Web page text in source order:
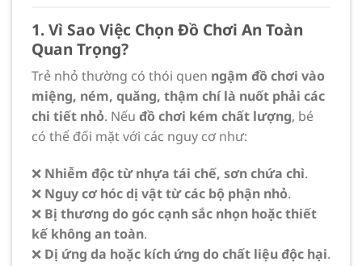
1. Vì Sao Việc Chọn Đồ Chơi An Toàn
Quan Trọng?
Trẻ nhỏ thường có thói quen ngậm đồ chơi vào
miệng, ném, quăng, thậm chí là nuốt phải các
chi tiết nhỏ. Nếu đồ chơi kém chất lượng, bé
có thể đối mặt với các nguy cơ như:
❌ Nhiễm độc từ nhựa tái chế, sơn chứa chì.
❌ Nguy cơ hóc dị vật từ các bộ phận nhỏ.
❌ Bị thương do góc cạnh sắc nhọn hoặc thiết
kế không an toàn.
❌ Dị ứng da hoặc kích ứng do chất liệu độc hại.